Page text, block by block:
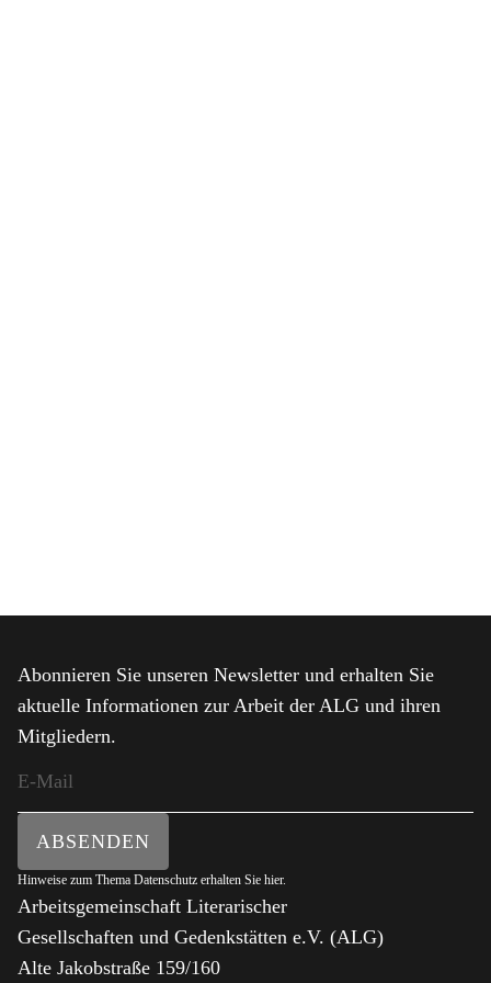
Abonnieren Sie unseren Newsletter und erhalten Sie
aktuelle Informationen zur Arbeit der ALG und ihren
Mitgliedern.
ABSENDEN
Hinweise zum Thema Datenschutz erhalten Sie hier.
Arbeitsgemeinschaft Literarischer
Gesellschaften und Gedenkstätten e.V. (ALG)
Alte Jakobstraße 159/160